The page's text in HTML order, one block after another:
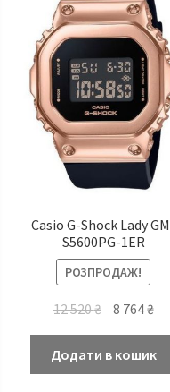
Casio G-Shock Lady
S5600PG-1ER
РОЗПРОДАЖ!
12 520₴
12
520 ₴.
8 764₴
8
Додати в кошик